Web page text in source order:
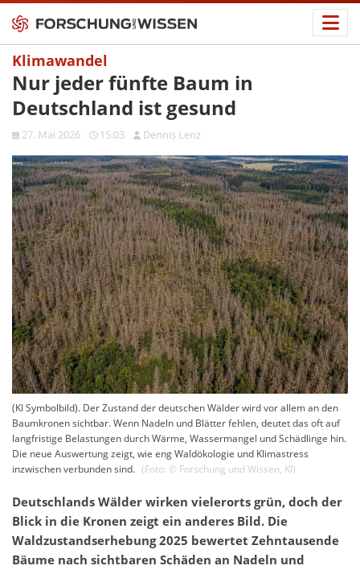
Klimawandel
Nur jeder fünfte Baum in
Deutschland ist gesund
27. Mai 2026 15:03 Dennis Lenz
(KI Symbolbild). Der Zustand der deutschen Wälder wird vor allem an den
Baumkronen sichtbar. Wenn Nadeln und Blätter fehlen, deutet das oft auf
langfristige Belastungen durch Wärme, Wassermangel und Schädlinge hin.
Die neue Auswertung zeigt, wie eng Waldökologie und Klimastress
inzwischen verbunden sind. (Foto: © Forschung und Wissen, KI)
Deutschlands Wälder wirken vielerorts grün, doch der
Blick in die Kronen zeigt ein anderes Bild. Die
Waldzustandserhebung 2025 bewertet Zehntausende
Bäume nach sichtbaren Schäden an Nadeln und